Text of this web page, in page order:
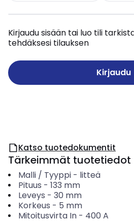
Kirjaudu sisään tai luo tili
tehdäksesi tilauksen
Kirjaudu
Katso tuotedokumentit
Tärkeimmät tuotetiedot
Malli / Tyyppi- litteä
Pituus - 133 mm
Leveys - 30 mm
Korkeus - 5 mm
Mitoitusvirta In- 400 A